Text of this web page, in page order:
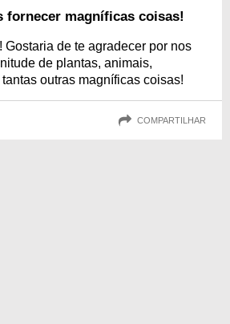
fornecer magníficas coisas!
Gostaria de te agradecer por nos
de plantas, animais,
outras magníficas coisas!
COMPARTILHAR